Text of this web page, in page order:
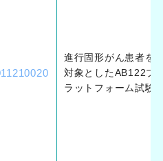
進行固形がん患者を
対象としたAB122プ
ラットフォーム試験